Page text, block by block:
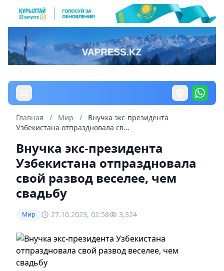
Главная / Мир /
Внучка экс-президента
Узбекистана отпраздновала св...
Внучка экс-президента
Узбекистана отпраздновала
свой развод веселее, чем
свадьбу
Мир 27.10.2023, 02:58 3,324